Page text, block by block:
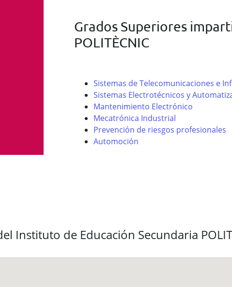
Grados Superiores
POLITÈCNIC
Sistemas de Telecomunicaciones e
Sistemas Electrotécnicos y
Mantenimiento Electrónico
Mecatrónica Industrial
Prevención de riesgos profesionales
Automoción
Instituto de Educación Secundaria